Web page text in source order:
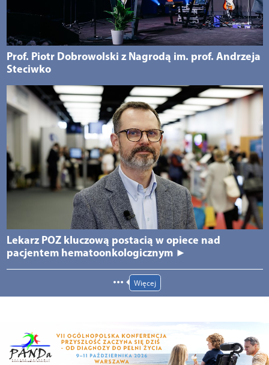
Prof. Piotr Dobrowolski z Nagrodą im. prof. Andrzeja
Steciwko
Lekarz POZ kluczową postacią w opiece nad
pacjentem hematoonkologicznym ►
Więcej